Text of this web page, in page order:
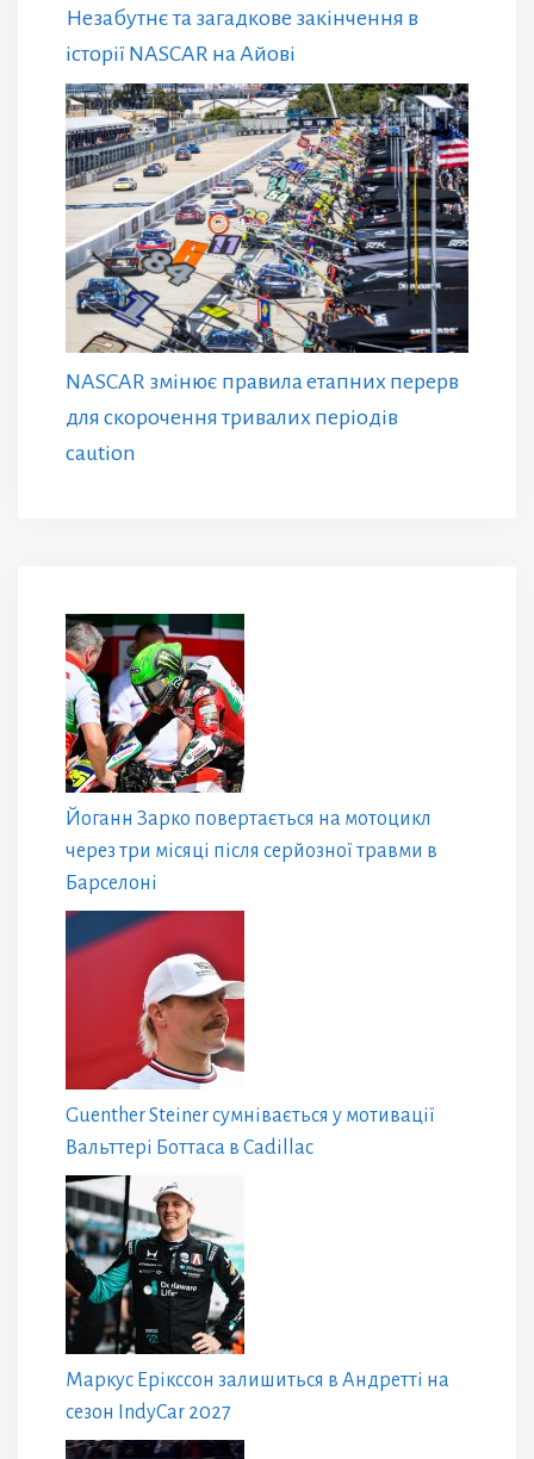
Незабутнє та загадкове закінчення в
історії NASCAR на Айові
NASCAR змінює правила етапних перерв
для скорочення тривалих періодів
caution
Йоганн Зарко повертається на мотоцикл
через три місяці після серйозної травми в
Барселоні
Guenther Steiner сумнівається у мотивації
Вальттері Боттаса в Cadillac
Маркус Ерікссон залишиться в Андретті на
сезон IndyCar 2027